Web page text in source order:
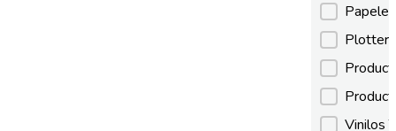
Vinilos